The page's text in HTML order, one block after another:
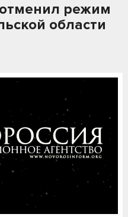
режим
области